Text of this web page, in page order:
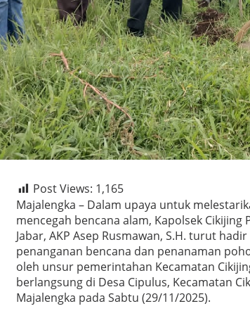
Post Views: 1,165
Majalengka – Dalam upaya untuk
mencegah bencana alam, Kapolsek Cikijing
Jabar, AKP Asep Rusmawan, S.H. turut
penanganan bencana dan penanaman
oleh unsur pemerintahan Kecamatan
berlangsung di Desa Cipulus, Kecamatan
Majalengka pada Sabtu (29/11/2025).